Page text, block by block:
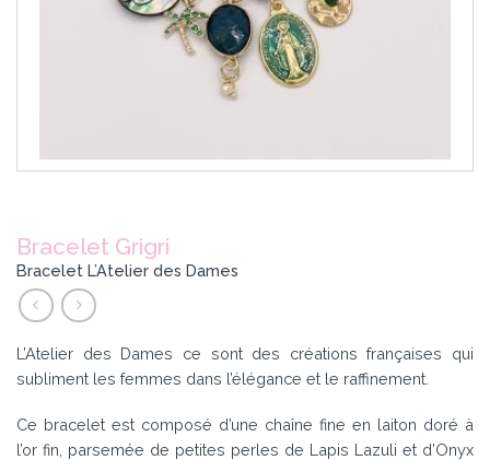
Bracelet Grigri
Bracelet L’Atelier des Dames
L’Atelier des Dames ce sont des créations françaises qui
subliment les femmes dans l’élégance et le raffinement.
Ce bracelet est composé d’une chaîne fine en laiton doré à
l’or fin, parsemée de petites perles de Lapis Lazuli et d’Onyx